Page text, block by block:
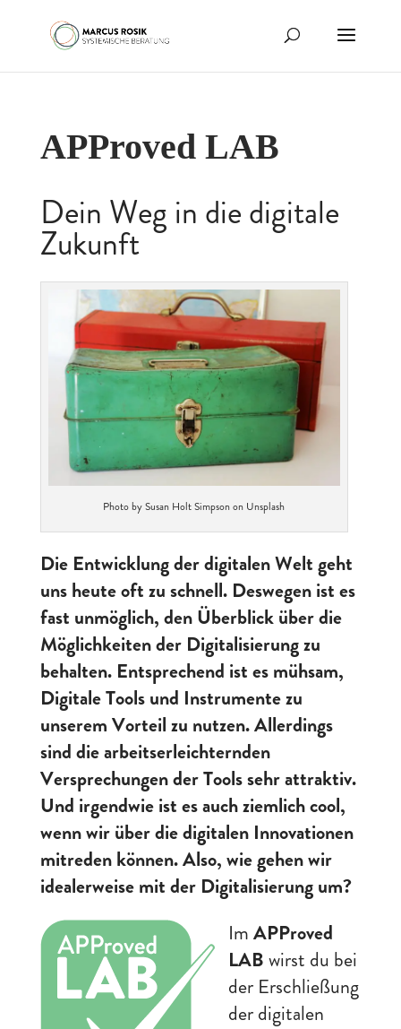
APProved LAB
Dein Weg in die digitale
Zukunft
Photo by Susan Holt Simpson on Unsplash
Die Entwicklung der digitalen Welt geht
uns heute oft zu schnell. Deswegen ist es
fast unmöglich, den Überblick über die
Möglichkeiten der Digitalisierung zu
behalten. Entsprechend ist es mühsam,
Digitale Tools und Instrumente zu
unserem Vorteil zu nutzen. Allerdings
sind die arbeitserleichternden
Versprechungen der Tools sehr attraktiv.
Und irgendwie ist es auch ziemlich cool,
wenn wir über die digitalen Innovationen
mitreden können. Also, wie gehen wir
idealerweise mit der Digitalisierung um?
ImAPProved
LABwirst du bei
der Erschließung
der digitalen